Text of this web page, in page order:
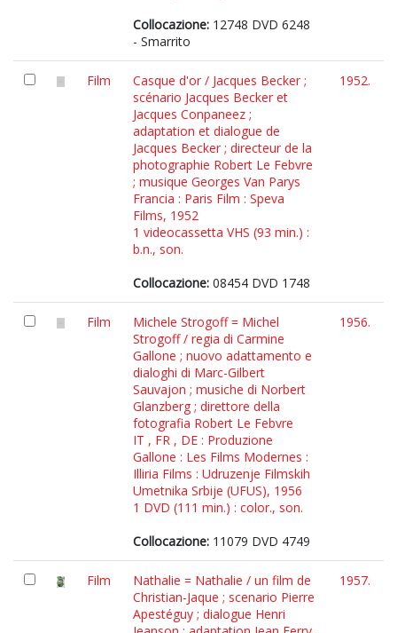
Collocazione: 12748 DVD 6248
- Smarrito
Film
Casque d'or / Jacques Becker ;
scénario Jacques Becker et
Jacques Conpaneez ;
adaptation et dialogue de
Jacques Becker ; directeur de la
photographie Robert Le Febvre
; musique Georges Van Parys
Francia : Paris Film : Speva
Films, 1952
1 videocassetta VHS (93 min.) :
b.n., son.
Collocazione: 08454 DVD 1748
1952.
Film
Michele Strogoff = Michel
Strogoff / regia di Carmine
Gallone ; nuovo adattamento e
dialoghi di Marc-Gilbert
Sauvajon ; musiche di Norbert
Glanzberg ; direttore della
fotografia Robert Le Febvre
IT , FR , DE : Produzione
Gallone : Les Films Modernes :
Illiria Films : Udruzenje Filmskih
Umetnika Srbije (UFUS), 1956
1 DVD (111 min.) : color., son.
Collocazione: 11079 DVD 4749
1956.
Film
Nathalie = Nathalie / un film de
Christian-Jaque ; scenario Pierre
Apestéguy ; dialogue Henri
1957.